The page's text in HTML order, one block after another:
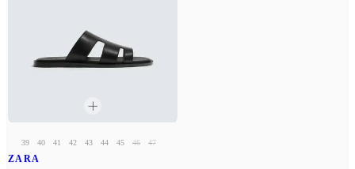
39 40 41 42 43 44 45 46 47
ZARA